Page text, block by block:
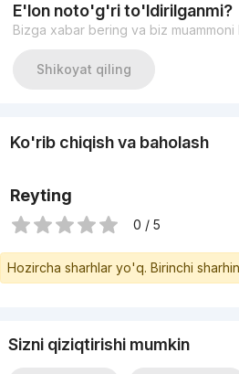
#вторичка #2хкомнатные
E'lon noto'g'ri to'ldirilganmi?
Bizga xabar bering va biz muammoni
Shikoyat qiling
Ko'rib chiqish va baholash
Reyting
0 / 5
Hozircha sharhlar yo'q. Birinchi
Sizni qiziqtirishi mumkin